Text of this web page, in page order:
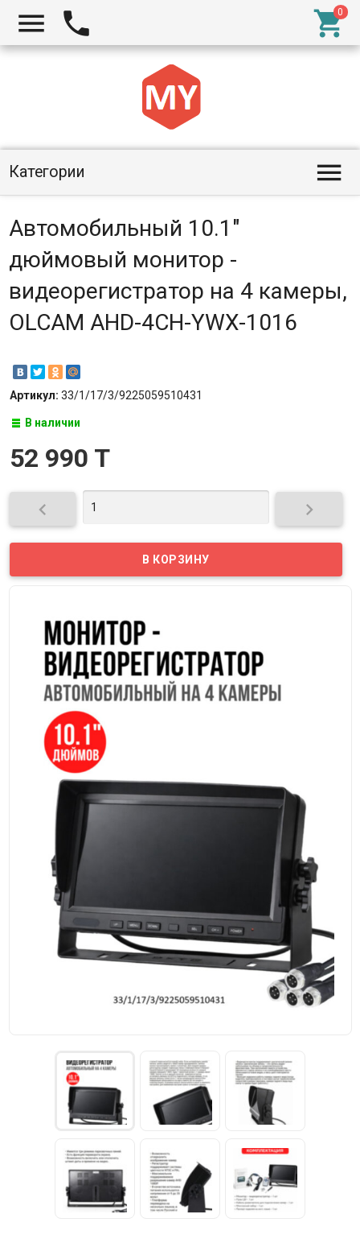
  
Категории 
Автомобильный 10.1"
дюймовый монитор -
видеорегистратор на 4 камеры,
OLCAM AHD-4CH-YWX-1016
Артикул: 33/1/17/3/9225059510431
В наличии
52 990 T
 